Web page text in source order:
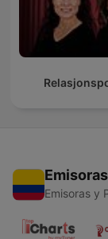
Emisoras y